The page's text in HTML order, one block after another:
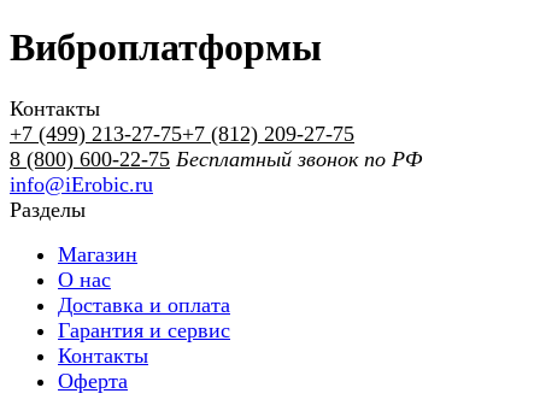
Виброплатформы
Контакты
+7 (499) 213-27-75+7 (812) 209-27-75
8 (800) 600-22-75 Бесплатный звонок по РФ
info@iErobic.ru
Разделы
Магазин
О нас
Доставка и оплата
Гарантия и сервис
Контакты
Оферта